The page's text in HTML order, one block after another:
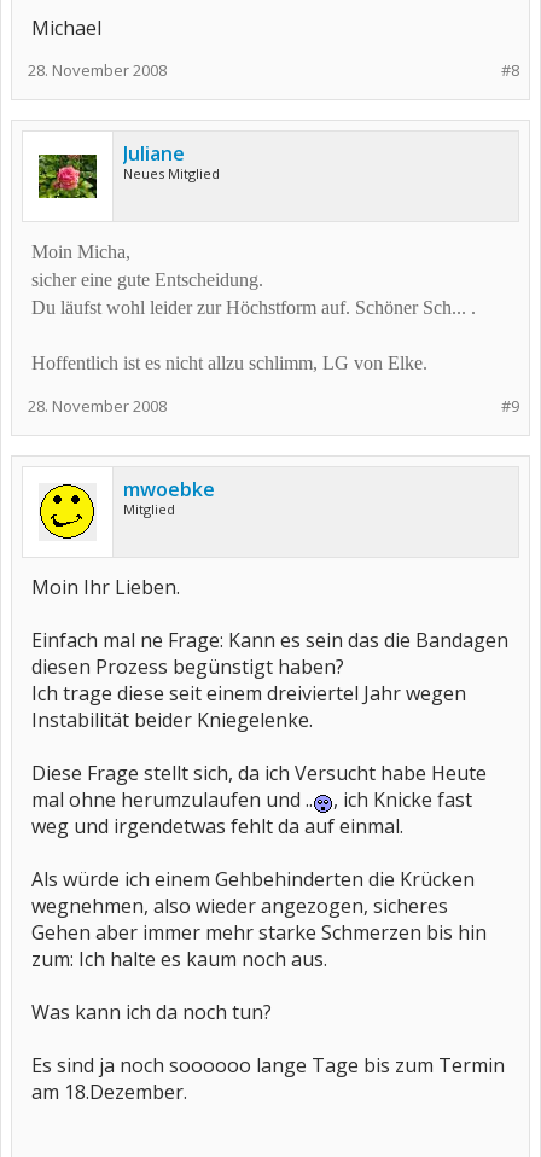
Michael
#8
28. November 2008
Juliane
Neues Mitglied
Moin Micha,
sicher eine gute Entscheidung.
Du läufst wohl leider zur Höchstform auf. Schöner Sch... .
Hoffentlich ist es nicht allzu schlimm, LG von Elke.
#9
28. November 2008
mwoebke
Mitglied
Moin Ihr Lieben.
Einfach mal ne Frage: Kann es sein das die Bandagen
diesen Prozess begünstigt haben?
Ich trage diese seit einem dreiviertel Jahr wegen
Instabilität beider Kniegelenke.
Diese Frage stellt sich, da ich Versucht habe Heute
mal ohne herumzulaufen und ..
, ich Knicke fast
weg und irgendetwas fehlt da auf einmal.
Als würde ich einem Gehbehinderten die Krücken
wegnehmen, also wieder angezogen, sicheres
Gehen aber immer mehr starke Schmerzen bis hin
zum: Ich halte es kaum noch aus.
Was kann ich da noch tun?
Es sind ja noch soooooo lange Tage bis zum Termin
am 18.Dezember.